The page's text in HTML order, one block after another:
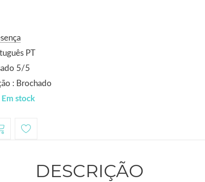
PT
5/5
: Brochado
Em stock
DESCRIÇÃO